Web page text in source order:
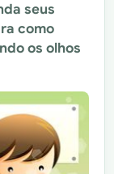
seus
como
os olhos